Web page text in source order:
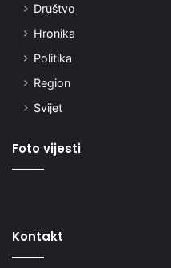
Društvo
Hronika
Politika
Region
Svijet
Foto vijesti
Kontakt